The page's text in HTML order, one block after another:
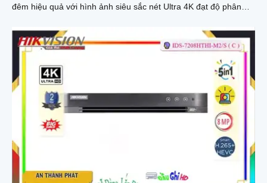
đêm hiệu quả với hình ảnh siêu sắc nét Ultra 4K đạt độ phân